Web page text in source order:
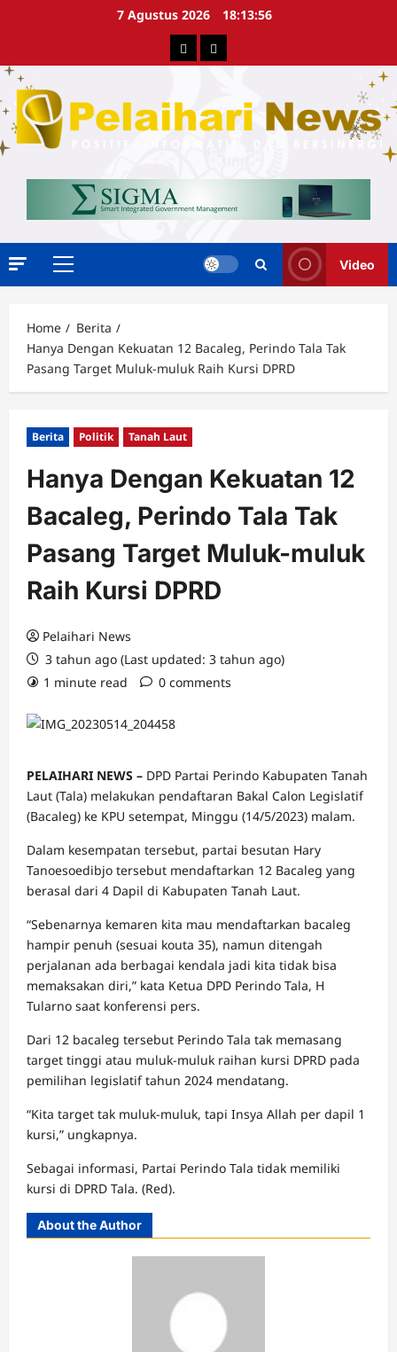
7 Agustus 2026 18:13:57
Berita Advertorial
Primary
Video
Home
Berita
Hanya Dengan Kekuatan 12 Bacaleg, Perindo Tala Tak
Pasang Target Muluk-muluk Raih Kursi DPRD
Berita Politik Tanah Laut
Hanya Dengan Kekuatan 12
Bacaleg, Perindo Tala Tak
Pasang Target Muluk-muluk
Raih Kursi DPRD
Pelaihari News
3 tahun ago (Last updated: 3 tahun ago)
1 minute read
0 comments
PELAIHARI NEWS – DPD Partai Perindo Kabupaten Tanah
Laut (Tala) melakukan pendaftaran Bakal Calon Legislatif
(Bacaleg) ke KPU setempat, Minggu (14/5/2023) malam.
Dalam kesempatan tersebut, partai besutan Hary
Tanoesoedibjo tersebut mendaftarkan 12 Bacaleg yang
berasal dari 4 Dapil di Kabupaten Tanah Laut.
“Sebenarnya kemaren kita mau mendaftarkan bacaleg
hampir penuh (sesuai kouta 35), namun ditengah
perjalanan ada berbagai kendala jadi kita tidak bisa
memaksakan diri,” kata Ketua DPD Perindo Tala, H
Tularno saat konferensi pers.
Dari 12 bacaleg tersebut Perindo Tala tak memasang
target tinggi atau muluk-muluk raihan kursi DPRD pada
pemilihan legislatif tahun 2024 mendatang.
“Kita target tak muluk-muluk, tapi Insya Allah per dapil 1
kursi,” ungkapnya.
Sebagai informasi, Partai Perindo Tala tidak memiliki
kursi di DPRD Tala. (Red).
About the Author